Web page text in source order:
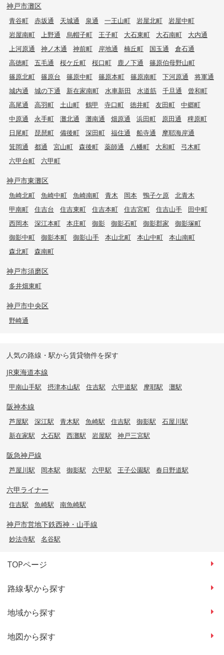
神戸市灘区
青谷町 赤坂通 天城通 泉通 一王山町 岩屋北町
岩屋中町
岩屋南町
上野通 烏帽子町 王子町 大石東町 大石南町
大内通
上河原通
神ノ木通 神前町 岸地通 楠丘町 国玉通
倉石通
高徳町
五毛通 桜ケ丘町 桜口町 鹿ノ下通
篠原伯母野山町
篠原北町
篠原台 篠原中町 篠原本町 篠原南町 下河原通
将軍通
城内通
城の下通 新在家南町 水車新田 水道筋 千旦通
曾和町
高尾通
高羽町 土山町 鶴甲 寺口町 徳井町 友田町
中郷町
中原通
永手町 灘北通 灘南通 畑原通 浜田町 原田通
稗原町
日尾町
琵琶町 備後町 深田町 福住通 船寺通
摩耶海岸通
箕岡通
都通 宮山町 森後町 薬師通 八幡町 大和町
弓木町
六甲台町
六甲町
神戸市東灘区
魚崎北町 魚崎中町 魚崎南町 青木 岡本 鴨子ケ原
北青木
甲南町
住吉台 住吉東町 住吉本町 住吉宮町 住吉山手
田中町
西岡本
深江本町 本庄町 御影 御影石町 御影郡家
御影塚町
御影中町
御影本町 御影山手 本山北町 本山中町
本山南町
森北町
森南町
神戸市須磨区
多井畑東町
神戸市中央区
野崎通
人気の路線・駅から賃貸物件を探す
JR東海道本線
甲南山手駅 摂津本山駅 住吉駅 六甲道駅 摩耶駅 灘駅
阪神本線
芦屋駅 深江駅 青木駅 魚崎駅 住吉駅 御影駅
石屋川駅
新在家駅
大石駅 西灘駅 岩屋駅 神戸三宮駅
阪急神戸線
芦屋川駅 岡本駅 御影駅 六甲駅 王子公園駅 春日野道駅
六甲ライナー
住吉駅 魚崎駅 南魚崎駅
神戸市営地下鉄西神・山手線
妙法寺駅 名谷駅
TOPページ
路線·駅から探す
地域から探す
地図から探す